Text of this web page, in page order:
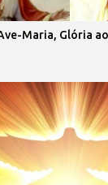
Maria, Glória